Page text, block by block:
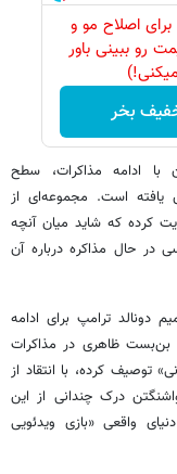
برای اصلاح مو و
رو ببینی باور
بخر
ادامه مذاکرات، سطح
یافته است. مجموعه‌ای از
کرده که شاید میان آنچه
در حال مذاکره درباره آن
دونالد ترامپ برای ادامه
ظاهری در مذاکرات
توصیف کرده، با انتقاد از
درک چندانی از این
واقعی «بازی ویدئویی